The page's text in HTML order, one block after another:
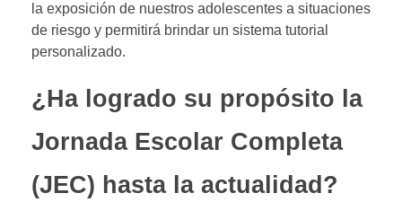
la exposición de nuestros adolescentes a situaciones
de riesgo y permitirá brindar un sistema tutorial
personalizado.
¿Ha logrado su propósito la
Jornada Escolar Completa
(JEC) hasta la actualidad?